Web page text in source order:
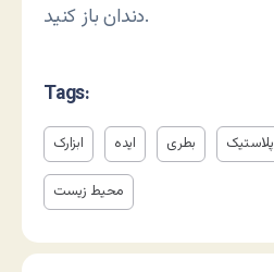
دندان باز کنید.
Tags:
ابزارک ایده بطری پلاستیک
محیط زیست